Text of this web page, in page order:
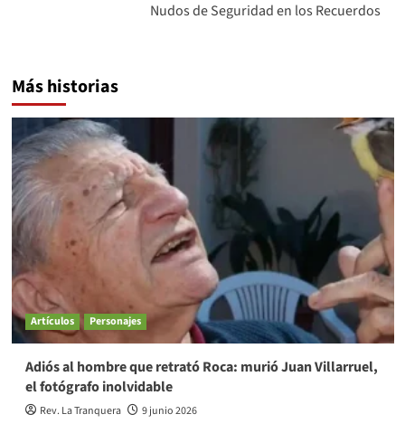
Nudos de Seguridad en los Recuerdos
Más historias
Artículos Personajes
Adiós al hombre que retrató Roca: murió Juan Villarruel,
el fotógrafo inolvidable
Rev. La Tranquera 9 junio 2026